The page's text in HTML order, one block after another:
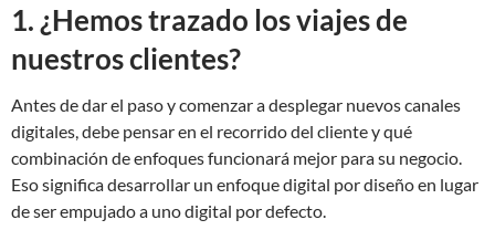
1. ¿Hemos trazado los viajes de
nuestros clientes?
Antes de dar el paso y comenzar a desplegar nuevos canales
digitales, debe pensar en el recorrido del cliente y qué
combinación de enfoques funcionará mejor para su negocio.
Eso significa desarrollar un enfoque digital por diseño en lugar
de ser empujado a uno digital por defecto.